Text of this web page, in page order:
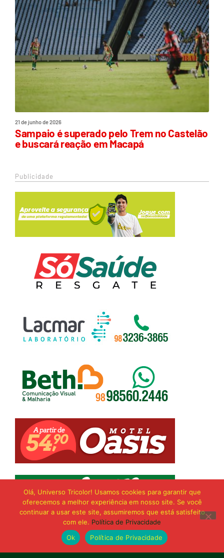
21 de junho de 2026
Sampaio é superado pelo Trem no Castelão
e buscará reação em Macapá
Publicidade
Olá, Universo Tricolor! Usamos cookies para garantir que
oferecemos a melhor experiência em nosso site. Se você
continuar a usar este site, assumiremos que está satisfeito
com ele. Política de Privacidade
Ok
Política de Privacidade